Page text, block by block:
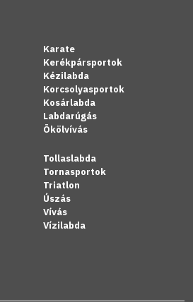
Karate
Kerékpársportok
Kézilabda
Korcsolyasportok
Kosárlabda
Labdarúgás
Ökölvívás
Tollaslabda
Tornasportok
Triatlon
Úszás
Vívás
Vízilabda